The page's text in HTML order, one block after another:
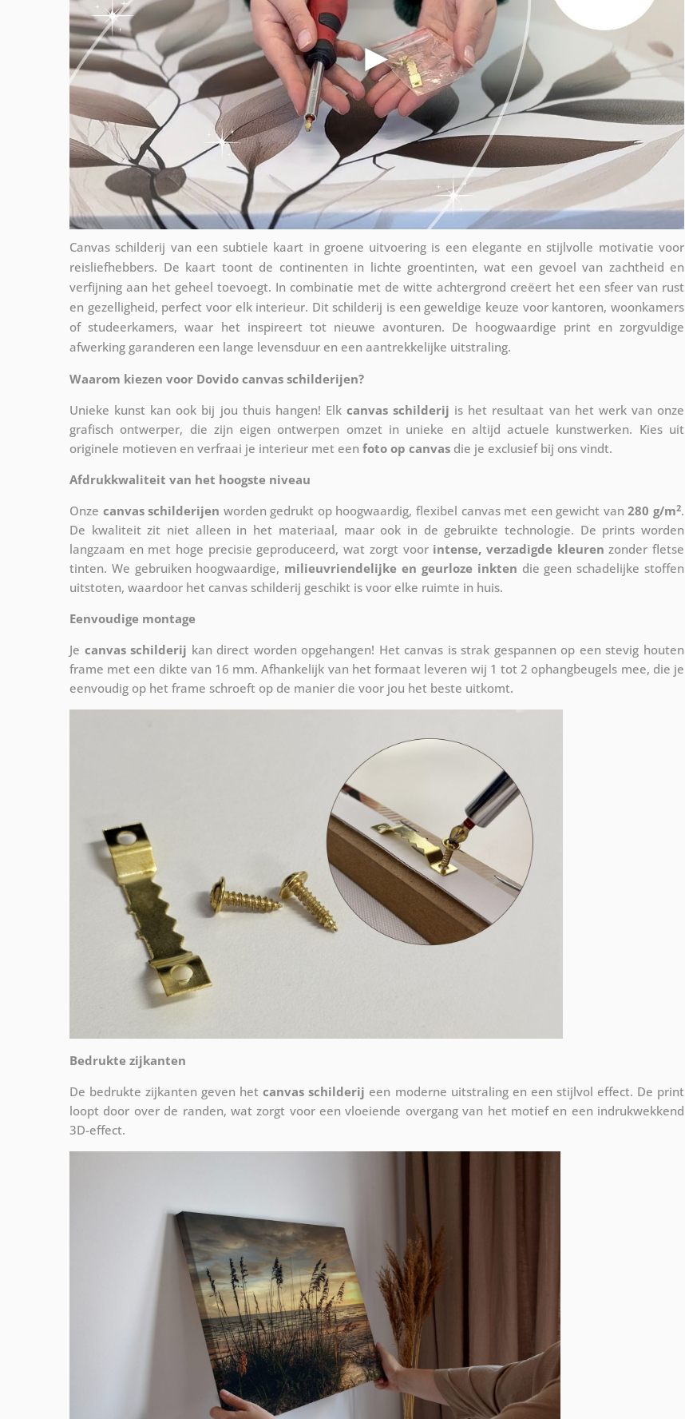
Canvas schilderij van een subtiele kaart in groene uitvoering is een elegante en stijlvolle motivatie voor
reisliefhebbers. De kaart toont de continenten in lichte groentinten, wat een gevoel van zachtheid en
verfijning aan het geheel toevoegt. In combinatie met de witte achtergrond creëert het een sfeer van rust
en gezelligheid, perfect voor elk interieur. Dit schilderij is een geweldige keuze voor kantoren, woonkamers
of studeerkamers, waar het inspireert tot nieuwe avonturen. De hoogwaardige print en zorgvuldige
afwerking garanderen een lange levensduur en een aantrekkelijke uitstraling.
Waarom kiezen voor Dovido canvas schilderijen?
Unieke kunst kan ook bij jou thuis hangen! Elk canvas schilderij is het resultaat van het werk van onze
grafisch ontwerper, die zijn eigen ontwerpen omzet in unieke en altijd actuele kunstwerken. Kies uit
originele motieven en verfraai je interieur met een foto op canvas die je exclusief bij ons vindt.
Afdrukkwaliteit van het hoogste niveau
Onze canvas schilderijen worden gedrukt op hoogwaardig, flexibel canvas met een gewicht van280 g/m2.
De kwaliteit zit niet alleen in het materiaal, maar ook in de gebruikte technologie. De prints worden
langzaam en met hoge precisie geproduceerd, wat zorgt voor intense, verzadigde kleuren zonder fletse
tinten. We gebruiken hoogwaardige, milieuvriendelijke en geurloze inkten die geen schadelijke stoffen
uitstoten, waardoor het canvas schilderij geschikt is voor elke ruimte in huis.
Eenvoudige montage
Je canvas schilderij kan direct worden opgehangen! Het canvas is strak gespannen op een stevig houten
frame met een dikte van 16 mm. Afhankelijk van het formaat leveren wij 1 tot 2 ophangbeugels mee, die je
eenvoudig op het frame schroeft op de manier die voor jou het beste uitkomt.
Bedrukte zijkanten
De bedrukte zijkanten geven hetcanvas schilderij een moderne uitstraling en een stijlvol effect. De print
loopt door over de randen, wat zorgt voor een vloeiende overgang van het motief en een indrukwekkend
3D-effect.